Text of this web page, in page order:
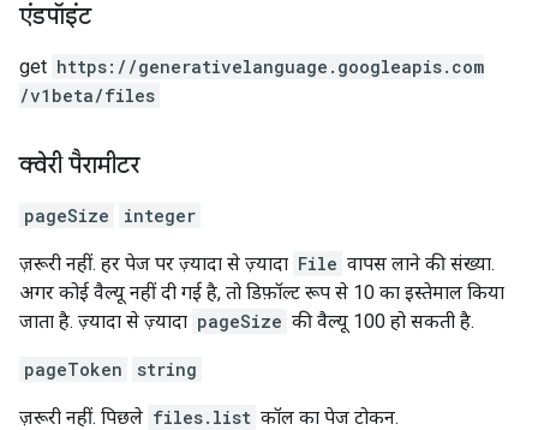
एंडपॉइंट
get https: / /generativelanguage.googleapis.com
/v1beta/files
क्वेरी पैरामीटर
pageSize integer
ज़रूरी नहीं. हर पेज पर ज़्यादा से ज़्यादा File वापस लाने की संख्या.
अगर कोई वैल्यू नहीं दी गई है, तो डिफ़ॉल्ट रूप से 10 का इस्तेमाल किया
जाता है. ज़्यादा से ज़्यादा pageSize की वैल्यू 100 हो सकती है.
pageToken string
ज़रूरी नहीं. पिछले files.list कॉल का पेज टोकन.